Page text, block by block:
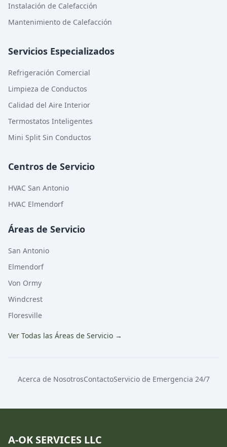
Instalación de Calefacción
Mantenimiento de Calefacción
Servicios Especializados
Refrigeración Comercial
Limpieza de Conductos
Calidad del Aire Interior
Termostatos Inteligentes
Mini Split Sin Conductos
Centros de Servicio
HVAC San Antonio
HVAC Elmendorf
Áreas de Servicio
San Antonio
Elmendorf
Von Ormy
Windcrest
Floresville
Ver Todas las Áreas de Servicio →
Acerca de NosotrosContactoServicio de Emergencia 24/7
A-OK SERVICES LLC